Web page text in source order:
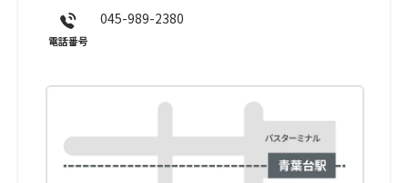
電話番号
045-989-2380